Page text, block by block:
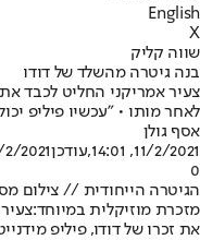
English
X
שווה קליק
בנה גיטרה מהשלד של דודו
צעיר אמריקני החליט לכבד
לאחר מותו • "עכשיו פיליפ
אסף גולן
11/2/2021, 14:01
,עודכן12:36
0
הגיטרה הייחודית // צילום
מזכרת מוזיקלית במיוחד:
את זכרו של דודו, פיליפ